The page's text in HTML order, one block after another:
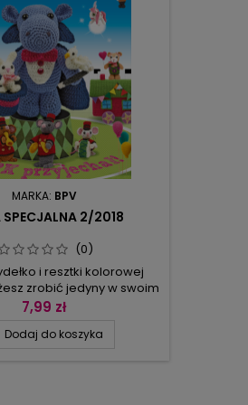
MARKA: BPV
SPECJALNA 2/2018
(0)
i resztki kolorowej
zrobić jedyny w swoim
Wystarczy podstawowa
półsłupki, półsłupki
czasu i cierpliwości.
7,99 zł
Dodaj do koszyka